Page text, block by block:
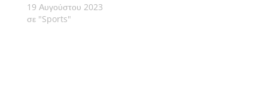
19 Αυγούστου 2023
σε "Sports"